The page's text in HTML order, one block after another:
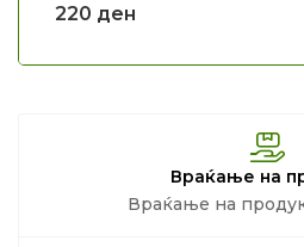
220 ден
Враќање на
Враќање на